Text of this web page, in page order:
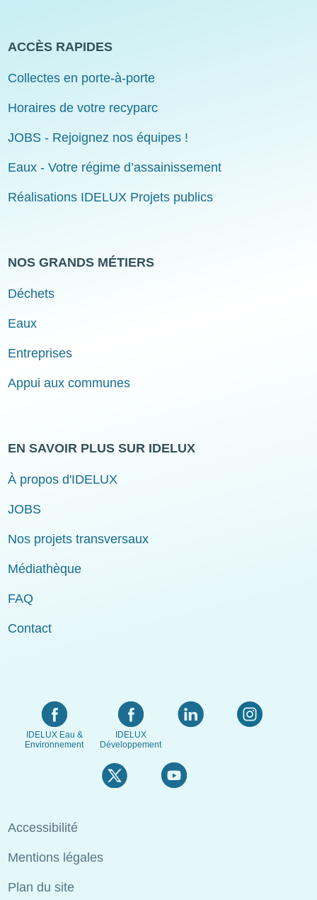
ACCÈS RAPIDES
Collectes en porte-à-porte
Horaires de votre recyparc
JOBS - Rejoignez nos équipes !
Eaux - Votre régime d’assainissement
Réalisations IDELUX Projets publics
NOS GRANDS MÉTIERS
Déchets
Eaux
Entreprises
Appui aux communes
EN SAVOIR PLUS SUR IDELUX
À propos d'IDELUX
JOBS
Nos projets transversaux
Médiathèque
FAQ
Contact
IDELUX Eau &
Environnement
IDELUX
Développement
Menu
Pied
de
page
Accessibilité
Mentions légales
Plan du site